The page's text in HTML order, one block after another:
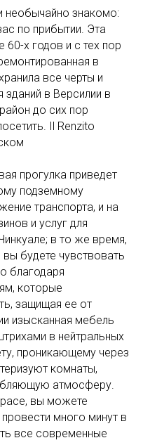
необычайно знакомо:
по прибытии. Эта
60-х годов и с тех пор
в
все черты и
зданий в Версилии в
до сих пор
Il Renzito
прогулка приведет
подземному
транспорта, и на
и услуг для
в то же время,
будете чувствовать
благодаря
которые
защищая ее от
изысканная мебель
в нейтральных
проникающему через
комнаты,
атмосферу.
вы можете
много минут в
все современные